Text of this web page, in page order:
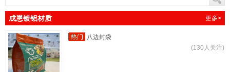
更多>
成恩镀铝材质
八边封袋
(130人关注)